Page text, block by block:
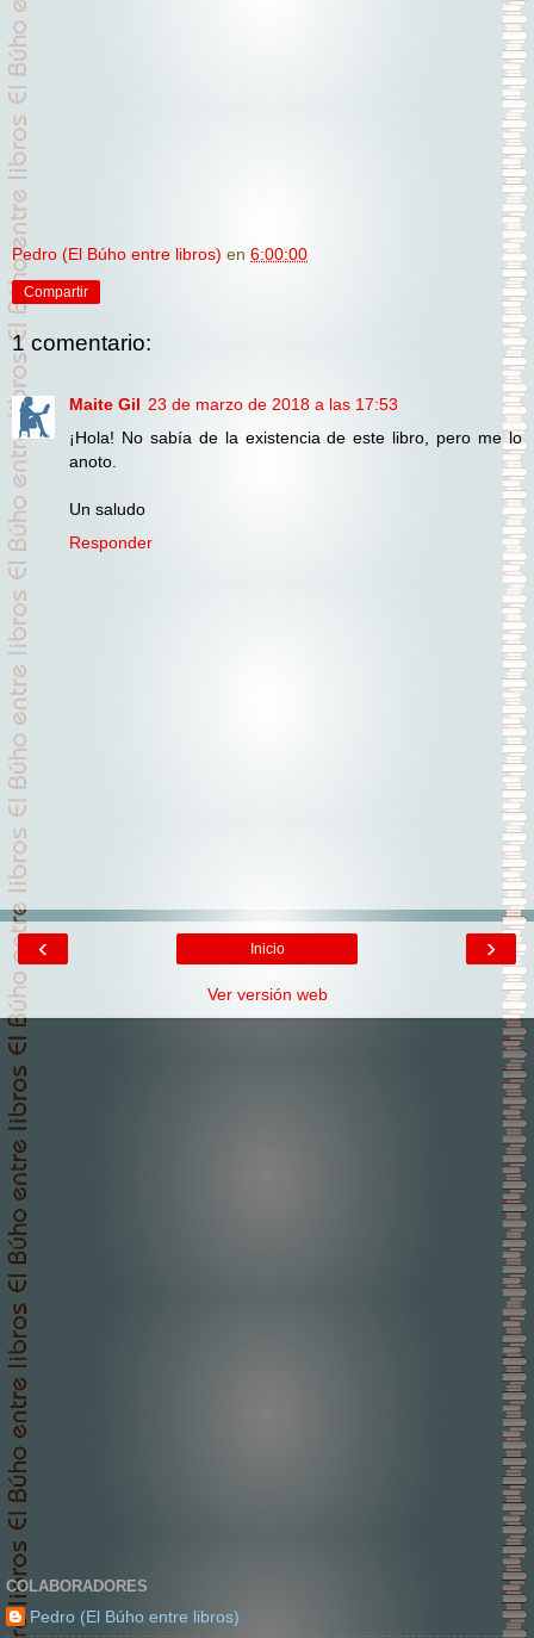
Pedro (El Búho entre libros) en 6:00:00
Compartir
1 comentario:
Maite Gil 23 de marzo de 2018 a las 17:53
¡Hola! No sabía de la existencia de este libro, pero me lo
anoto.
Un saludo
Responder
‹ ›
Inicio
Ver versión web
COLABORADORES
Pedro (El Búho entre libros)